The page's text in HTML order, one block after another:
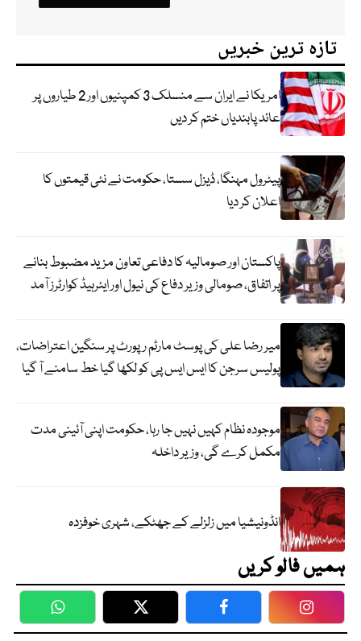
تازہ ترین خبریں
امریکا نے ایران سے منسلک 3 کمپنیوں اور 2 طیاروں پر
عائد پابندیاں ختم کر دیں
پیٹرول مہنگا، ڈیزل سستا، حکومت نے نئی قیمتوں کا
اعلان کر دیا
پاکستان اور صومالیہ کا دفاعی تعاون مزید مضبوط بنانے
پر اتفاق، صومالی وزیر دفاع کی نیول اور ایئرہیڈ کوارٹرز آمد
میر رضا علی کی پوسٹ مارٹم رپورٹ پر سنگین اعتراضات،
پولیس سرجن کا ایس ایس پی کو لکھا گیا خط سامنے آ گیا
موجودہ نظام کہیں نہیں جا رہا، حکومت اپنی آئینی مدت
مکمل کرے گی، وزیر داخلہ
انڈونیشیا میں زلزلے کے جھٹکے، شہری خوفزدہ
ہمیں فالو کریں
WhatsApp Twitter Facebook